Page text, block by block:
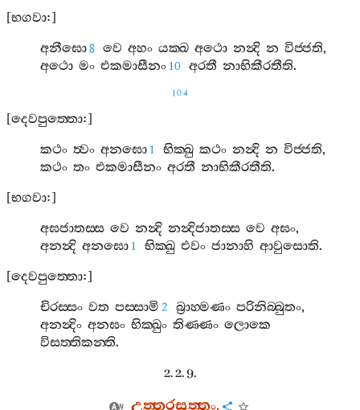
[භගවා:]
අනීඝො8 වෙ අහං යක‍්ඛ අථො නන්‍දි න විජ‍්ජති,
අථො මං එකමාසීනං 10 අරතී නාභිකීරතීති.
104
[දෙවපුත‍්තො:]
කථං ත්‍වං අනඝො 1 භික‍්ඛු කථං නන්‍දි න විජ‍්ජති,
කථං තං එකමාසීනං අරතී නාභිකීරතීති.
[භගවා:]
අඝජාතස‍්ස වෙ නන්‍දි නන්‍දිජාතස‍්ස වෙ අඝං,
අනන්‍දි අනඝො 1 භික‍්ඛු එවං ජානාහි ආවුසොති.
[දෙවපුත‍්තො:]
චිරස‍්සං වත පස‍්සාමි 2 බ්‍රාහ‍්මණං පරිනිබ‍්බුතං,
අනන්‍දිං අනඝං භික‍්ඛුං තිණ‍්ණං ලොකෙ
විසත‍්තිකන‍්ති.
2. 2. 9.